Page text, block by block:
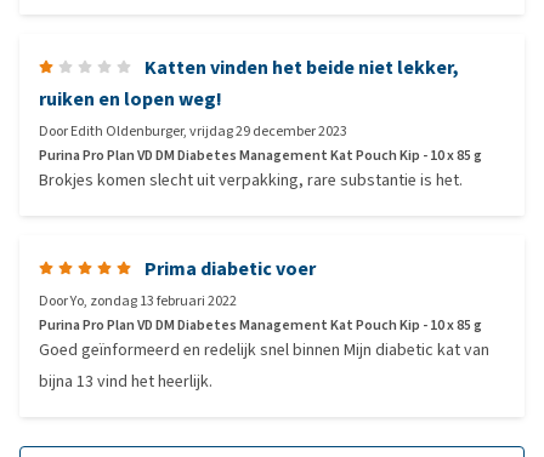
Katten vinden het beide niet lekker,
ruiken en lopen weg!
DoorEdith Oldenburger,vrijdag 29 december 2023
Purina Pro Plan VD DM Diabetes Management Kat Pouch Kip - 10 x 85 g
Brokjes komen slecht uit verpakking, rare substantie is het.
Prima diabetic voer
DoorYo, zondag 13 februari 2022
Purina Pro Plan VD DM Diabetes Management Kat Pouch Kip - 10 x 85 g
Goed geïnformeerd en redelijk snel binnen Mijn diabetic kat van
bijna 13 vind het heerlijk.